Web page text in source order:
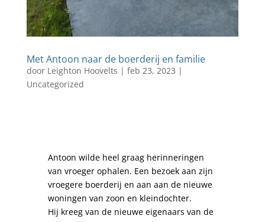
Met Antoon naar de boerderij en familie
door Leighton Hoovelts | feb 23, 2023 |
Uncategorized
Antoon wilde heel graag herinneringen
van vroeger ophalen. Een bezoek aan zijn
vroegere boerderij en aan aan de nieuwe
woningen van zoon en kleindochter.
Hij kreeg van de nieuwe eigenaars van de